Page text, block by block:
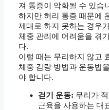
져 통증이 악화될 수 있습
하지만 허리 통증 때문에
제대로 하지 못하는 경우
체중 관리에 어려움을 겪
다.
이럴 때는 무리하지 않고
체중 감량 방법과 운동법
야 합니다.
걷기 운동: 무리가
근육을 사용하는 대